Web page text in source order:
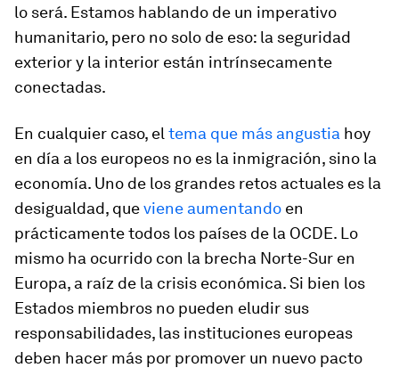
lo será. Estamos hablando de un imperativo
humanitario, pero no solo de eso: la seguridad
exterior y la interior están intrínsecamente
conectadas.
En cualquier caso, el tema que más angustia hoy
en día a los europeos no es la inmigración, sino la
economía. Uno de los grandes retos actuales es la
desigualdad, queviene aumentando en
prácticamente todos los países de la OCDE. Lo
mismo ha ocurrido con la brecha Norte-Sur en
Europa, a raíz de la crisis económica. Si bien los
Estados miembros no pueden eludir sus
responsabilidades, las instituciones europeas
deben hacer más por promover un nuevo pacto